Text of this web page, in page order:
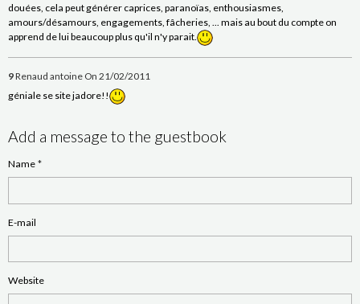
douées, cela peut générer caprices, paranoïas, enthousiasmes,
amours/désamours, engagements, fâcheries, ... mais au bout du compte on
apprend de lui beaucoup plus qu'il n'y parait.
9Renaud antoine On 21/02/2011
géniale se site jadore!!
Add a message to the guestbook
Name
E-mail
Website